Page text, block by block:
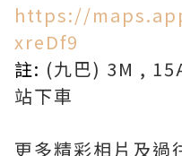
https://
xreDf9
註: (九巴) 3M ,
站下車
更多精彩相片及過